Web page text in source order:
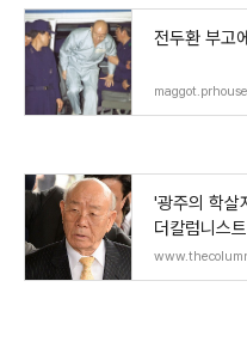
전두환 부고
'광주의 학살
더칼럼니스트